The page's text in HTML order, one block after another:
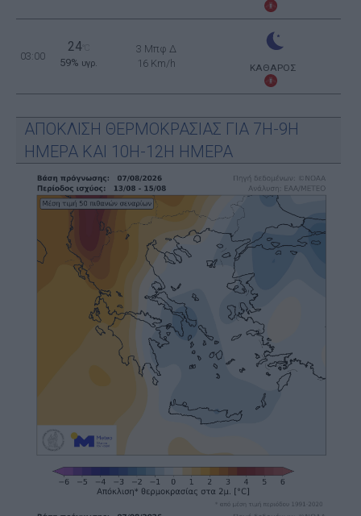
03:00
24°C
59% υγρ.
3 Μπφ Δ
16 Km/h
ΚΑΘΑΡΟΣ
ΑΠΟΚΛΙΣΗ ΘΕΡΜΟΚΡΑΣΙΑΣ ΓΙΑ 7Η-9Η
ΗΜΕΡΑ ΚΑΙ 10Η-12Η ΗΜΕΡΑ